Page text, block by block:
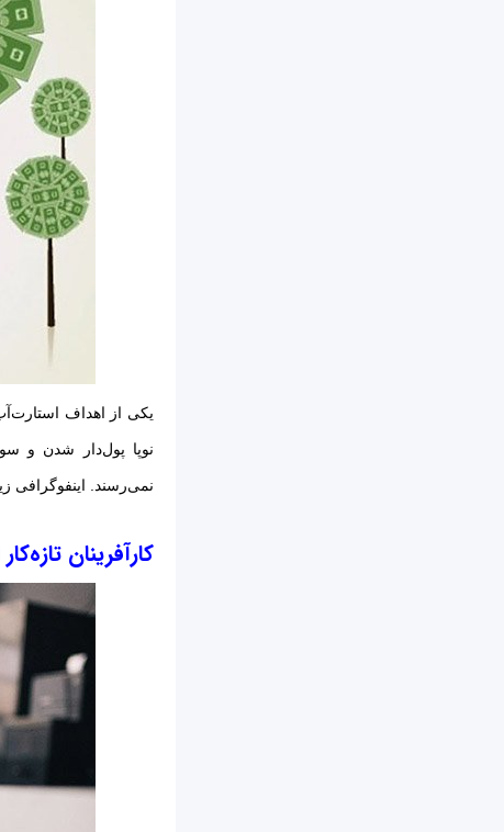
یکی از اهداف
نوپا پول‌دار شدن و
نمی‌رسند. اینفوگرافی
کارآفرینان